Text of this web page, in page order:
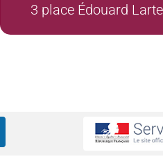
3 place Édouard